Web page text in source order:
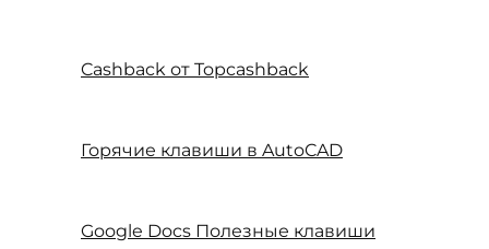
Cashback от Topcashback
Горячие клавиши в AutoCAD
Google Docs Полезные клавиши